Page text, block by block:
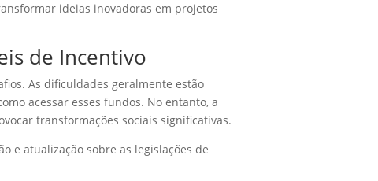
ideias inovadoras em projetos
de Incentivo
As dificuldades geralmente estão
acessar esses fundos. No entanto, a
transformações sociais significativas.
e atualização sobre as legislações de